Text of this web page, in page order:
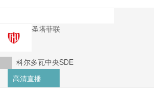
圣塔菲联
科尔多瓦中央SDE
高清直播